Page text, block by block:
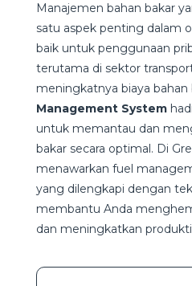
Manajemen bahan bakar
satu aspek penting dalam
baik untuk penggunaan
terutama di sektor
meningkatnya biaya bahan
Management System
untuk memantau dan
bakar secara optimal. Di
menawarkan fuel
yang dilengkapi dengan
membantu Anda
dan meningkatkan